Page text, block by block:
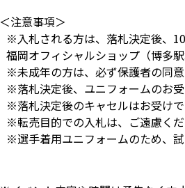
＜注意事項＞
※入札される方は、落札決定後、
福岡オフィシャルショップ（博多
※未成年の方は、必ず保護者の同
※落札決定後、ユニフォームのお
※落札決定後のキャセルはお受け
※転売目的での入札は、ご遠慮くだ
※選手着用ユニフォームのため、